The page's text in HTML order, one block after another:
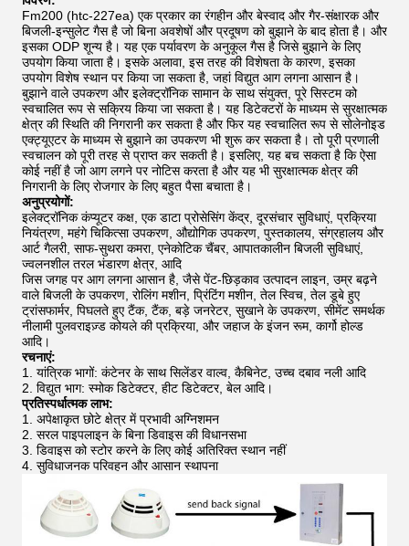
Fm200 (htc-227ea) एक प्रकार का रंगहीन और बेस्वाद और गैर-संक्षारक और
बिजली-इन्सुलेट गैस है जो बिना अवशेषों और प्रदूषण को बुझाने के बाद होता है। और
इसका ODP शून्य है। यह एक पर्यावरण के अनुकूल गैस है जिसे बुझाने के लिए
उपयोग किया जाता है। इसके अलावा, इस तरह की विशेषता के कारण, इसका
उपयोग विशेष स्थान पर किया जा सकता है, जहां विद्युत आग लगना आसान है।
बुझाने वाले उपकरण और इलेक्ट्रॉनिक सामान के साथ संयुक्त, पूरे सिस्टम को
स्वचालित रूप से सक्रिय किया जा सकता है। यह डिटेक्टरों के माध्यम से सुरक्षात्मक
क्षेत्र की स्थिति की निगरानी कर सकता है और फिर यह स्वचालित रूप से सोलेनोइड
एक्ट्यूएटर के माध्यम से बुझाने का उपकरण भी शुरू कर सकता है। तो पूरी प्रणाली
स्वचालन को पूरी तरह से प्राप्त कर सकती है। इसलिए, यह बच सकता है कि ऐसा
कोई नहीं है जो आग लगने पर नोटिस करता है और यह भी सुरक्षात्मक क्षेत्र की
निगरानी के लिए रोजगार के लिए बहुत पैसा बचाता है।
अनुप्रयोगों:
इलेक्ट्रॉनिक कंप्यूटर कक्ष, एक डाटा प्रोसेसिंग केंद्र, दूरसंचार सुविधाएं, प्रक्रिया
नियंत्रण, महंगे चिकित्सा उपकरण, औद्योगिक उपकरण, पुस्तकालय, संग्रहालय और
आर्ट गैलरी, साफ-सुथरा कमरा, एनेकोटिक चैंबर, आपातकालीन बिजली सुविधाएं,
ज्वलनशील तरल भंडारण क्षेत्र, आदि
जिस जगह पर आग लगना आसान है, जैसे पेंट-छिड़काव उत्पादन लाइन, उम्र बढ़ने
वाले बिजली के उपकरण, रोलिंग मशीन, प्रिंटिंग मशीन, तेल स्विच, तेल डूबे हुए
ट्रांसफार्मर, पिघलते हुए टैंक, टैंक, बड़े जनरेटर, सुखाने के उपकरण, सीमेंट समर्थक
नीलामी पुलवराइज़्ड कोयले की प्रक्रिया, और जहाज के इंजन रूम, कार्गो होल्ड
आदि।
रचनाएं:
1. यांत्रिक भागों: कंटेनर के साथ सिलेंडर वाल्व, कैबिनेट, उच्च दबाव नली आदि
2. विद्युत भाग: स्मोक डिटेक्टर, हीट डिटेक्टर, बेल आदि।
प्रतिस्पर्धात्मक लाभ:
1. अपेक्षाकृत छोटे क्षेत्र में प्रभावी अग्निशमन
2. सरल पाइपलाइन के बिना डिवाइस की विधानसभा
3. डिवाइस को स्टोर करने के लिए कोई अतिरिक्त स्थान नहीं
4. सुविधाजनक परिवहन और आसान स्थापना